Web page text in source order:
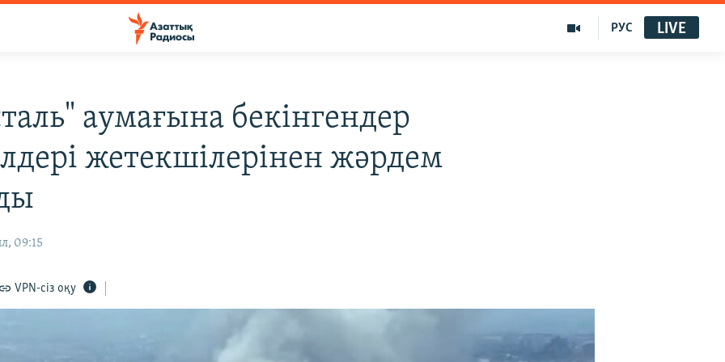
РУС LIVE
аумағына бекінгендер
жетекшілерінен жәрдем
09:15
VPN-сіз оқу